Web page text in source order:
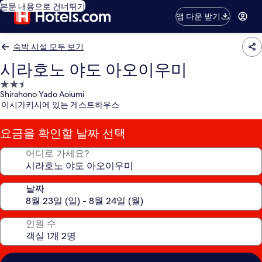
본문 내용으로 건너뛰기
앱 다운 받기
숙박 시설 모두 보기
시라호노 야도 아오이우미
2.5
성
급
숙
박
시
Shirahono Yado Aoiumi
이시가키시에 있는 게스트하우스
요금을 확인할 날짜 선택
어디로 가세요?
날짜
인원 수